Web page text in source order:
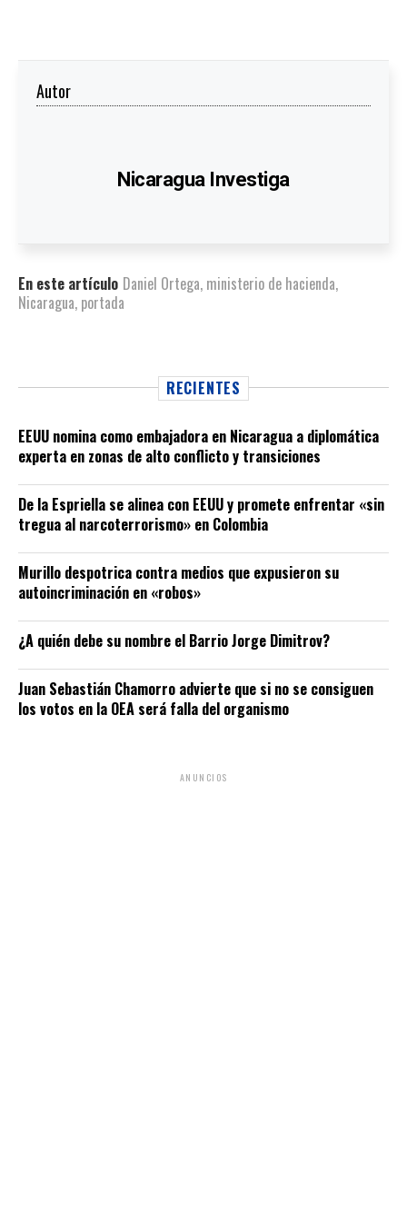
Autor
Nicaragua Investiga
En este artículo Daniel Ortega, ministerio de hacienda,
Nicaragua, portada
RECIENTES
EEUU nomina como embajadora en Nicaragua a diplomática
experta en zonas de alto conflicto y transiciones
De la Espriella se alinea con EEUU y promete enfrentar «sin
tregua al narcoterrorismo» en Colombia
Murillo despotrica contra medios que expusieron su
autoincriminación en «robos»
¿A quién debe su nombre el Barrio Jorge Dimitrov?
Juan Sebastián Chamorro advierte que si no se consiguen
los votos en la OEA será falla del organismo
ANUNCIOS